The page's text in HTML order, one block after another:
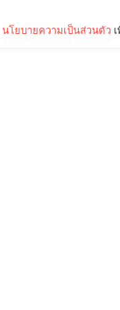
นโยบายความเป็นส่วนตัว